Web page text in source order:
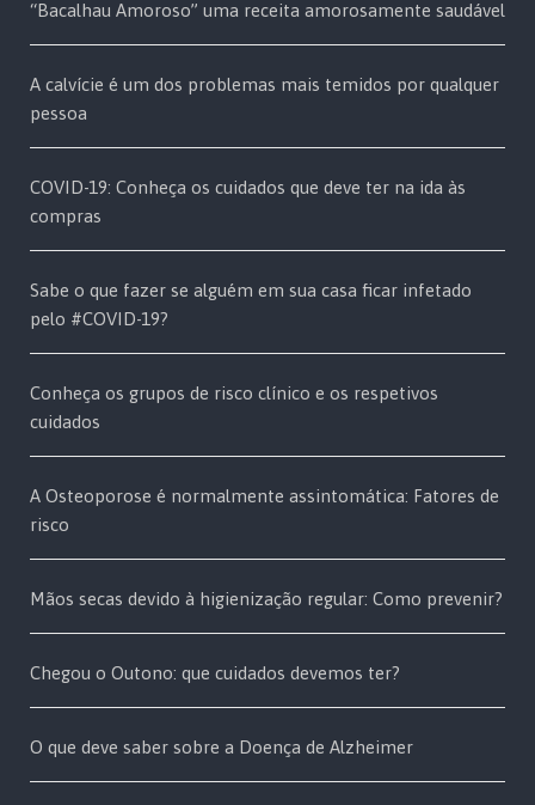
“Bacalhau Amoroso” uma receita amorosamente saudável
A calvície é um dos problemas mais temidos por qualquer
pessoa
COVID-19: Conheça os cuidados que deve ter na ida às
compras
Sabe o que fazer se alguém em sua casa ficar infetado
pelo #COVID-19?
Conheça os grupos de risco clínico e os respetivos
cuidados
A Osteoporose é normalmente assintomática: Fatores de
risco
Mãos secas devido à higienização regular: Como prevenir?
Chegou o Outono: que cuidados devemos ter?
O que deve saber sobre a Doença de Alzheimer